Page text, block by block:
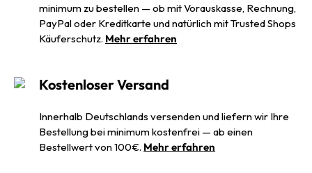
minimum zu bestellen — ob mit Vorauskasse, Rechnung,
PayPal oder Kreditkarte und natürlich mit Trusted Shops
Käuferschutz. Mehr erfahren
Kostenloser Versand
Innerhalb Deutschlands versenden und liefern wir Ihre
Bestellung bei minimum kostenfrei — ab einen
Bestellwert von 100€. Mehr erfahren